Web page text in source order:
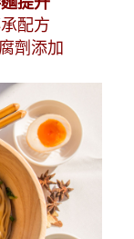
配方
劑添加